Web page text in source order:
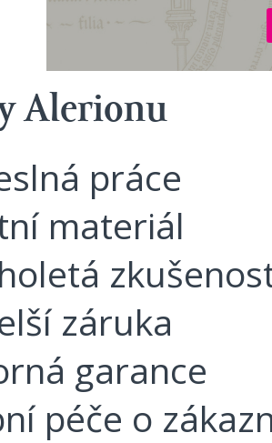
Alerionu
práce
materiál
záruka
garance
péče o